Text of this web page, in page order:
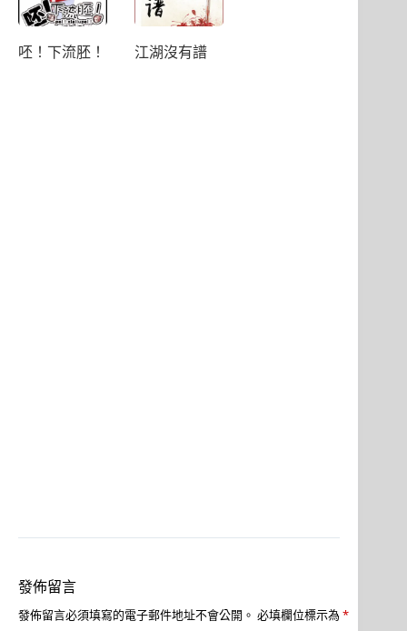
呸！下流胚！ 江湖沒有譜
發佈留言
發佈留言必須填寫的電子郵件地址不會公開。 必填欄位標示為 *